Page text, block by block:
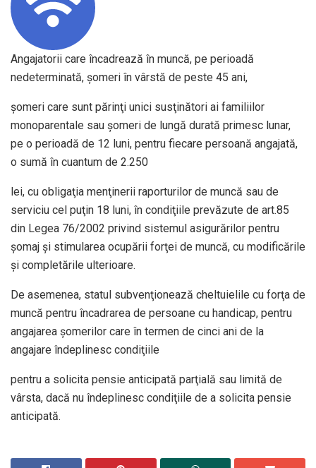
Angajatorii care încadrează în muncă, pe perioadă
nedeterminată, şomeri în vârstă de peste 45 ani,
şomeri care sunt părinţi unici susţinători ai familiilor
monoparentale sau şomeri de lungă durată primesc lunar,
pe o perioadă de 12 luni, pentru fiecare persoană angajată,
o sumă în cuantum de 2.250
lei, cu obligaţia menţinerii raporturilor de muncă sau de
serviciu cel puţin 18 luni, în condiţiile prevăzute de art.85
din Legea 76/2002 privind sistemul asigurărilor pentru
şomaj şi stimularea ocupării forţei de muncă, cu modificările
şi completările ulterioare.
De asemenea, statul subvenţionează cheltuielile cu forţa de
muncă pentru încadrarea de persoane cu handicap, pentru
angajarea şomerilor care în termen de cinci ani de la
angajare îndeplinesc condiţiile
pentru a solicita pensie anticipată parţială sau limită de
vârsta, dacă nu îndeplinesc condiţiile de a solicita pensie
anticipată.